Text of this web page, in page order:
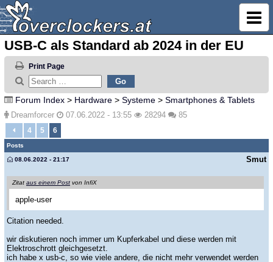
USB-C als Standard ab 2024 in der EU
Print Page
Forum Index > Hardware > Systeme > Smartphones & Tablets
Dreamforcer 07.06.2022 - 13:55 28294 85
4 5 6
Posts
Smut
08.06.2022 - 21:17
Zitat aus einem Post von InfiX
apple-user
Citation needed.
wir diskutieren noch immer um Kupferkabel und diese werden mit
Elektroschrott gleichgesetzt.
ich habe x usb-c, so wie viele andere, die nicht mehr verwendet werden